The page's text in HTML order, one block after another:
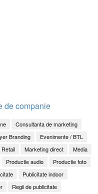
de companie
Consultanta de marketing
Branding
Evenimente / BTL
Marketing direct
Media
Productie audio
Productie foto
Publicitate indoor
Regii de publicitate